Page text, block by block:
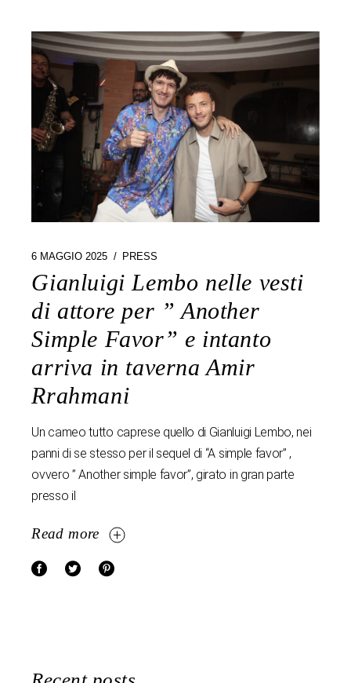
6 MAGGIO 2025 PRESS
Gianluigi Lembo nelle vesti
di attore per ” Another
Simple Favor” e intanto
arriva in taverna Amir
Rrahmani
Un cameo tutto caprese quello di Gianluigi Lembo, nei
panni di se stesso per il sequel di “A simple favor” ,
ovvero ” Another simple favor”, girato in gran parte
presso il
Read more